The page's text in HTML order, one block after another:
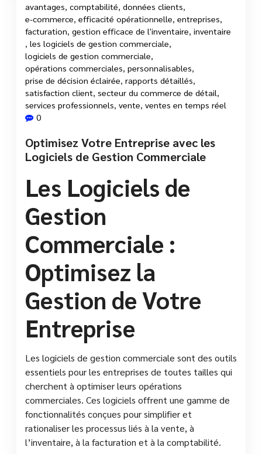
avantages, comptabilité, données clients,
e-commerce, efficacité opérationnelle, entreprises,
facturation, gestion efficace de l'inventaire, inventaire
, les logiciels de gestion commerciale,
logiciels de gestion commerciale,
opérations commerciales, personnalisables,
prise de décision éclairée, rapports détaillés,
satisfaction client, secteur du commerce de détail,
services professionnels, vente, ventes en temps réel
0
Optimisez Votre Entreprise avec les
Logiciels de Gestion Commerciale
Les Logiciels de
Gestion
Commerciale :
Optimisez la
Gestion de Votre
Entreprise
Les logiciels de gestion commerciale sont des outils
essentiels pour les entreprises de toutes tailles qui
cherchent à optimiser leurs opérations
commerciales. Ces logiciels offrent une gamme de
fonctionnalités conçues pour simplifier et
rationaliser les processus liés à la vente, à
l’inventaire, à la facturation et à la comptabilité.